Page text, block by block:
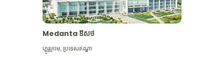
Medanta ឱសថ
ហ្គូរូក្រាម,ប្រទេសឥណ្ឌា